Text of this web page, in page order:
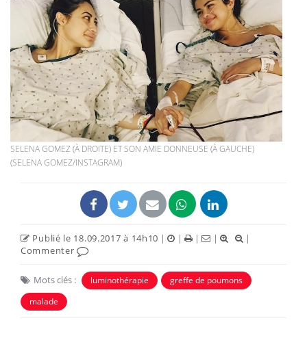
SELENA GOMEZ (À DROITE) ET SON AMIE DONNEUSE (À GAUCHE)
(SELENA GOMEZ/INSTAGRAM)
Publié le 18.09.2017 à 14h10 | | | |
|
Commenter
Mots clés : luminothérapie
greffe de poumons
malade